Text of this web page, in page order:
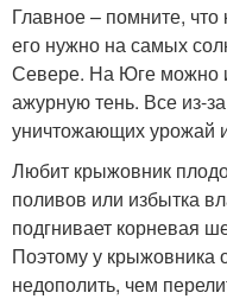
Главное – помните,
его нужно на самых
Севере. На Юге можно
ажурную тень. Все из-
уничтожающих урожай
Любит крыжовник
поливов или избытка
подгнивает корневая
Поэтому у крыжовника
недополить, чем